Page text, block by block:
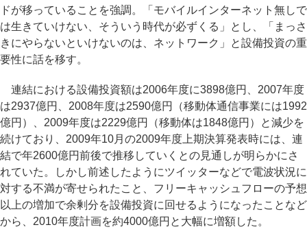
ドが移っていることを強調。「モバイルインターネット無しで
は生きていけない、そういう時代が必ずくる」とし、「まっさ
きにやらないといけないのは、ネットワーク」と設備投資の重
要性に話を移す。
連結における設備投資額は2006年度に3898億円、2007年度
は2937億円、2008年度は2590億円（移動体通信事業には1992
億円）、2009年度は2229億円（移動体は1848億円）と減少を
続けており、2009年10月の2009年度上期決算発表時には、連
結で年2600億円前後で推移していくとの見通しが明らかにさ
れていた。しかし前述したようにツイッターなどで電波状況に
対する不満が寄せられたこと、フリーキャッシュフローの予想
以上の増加で余剰分を設備投資に回せるようになったことなど
から、2010年度計画を約4000億円と大幅に増額した。